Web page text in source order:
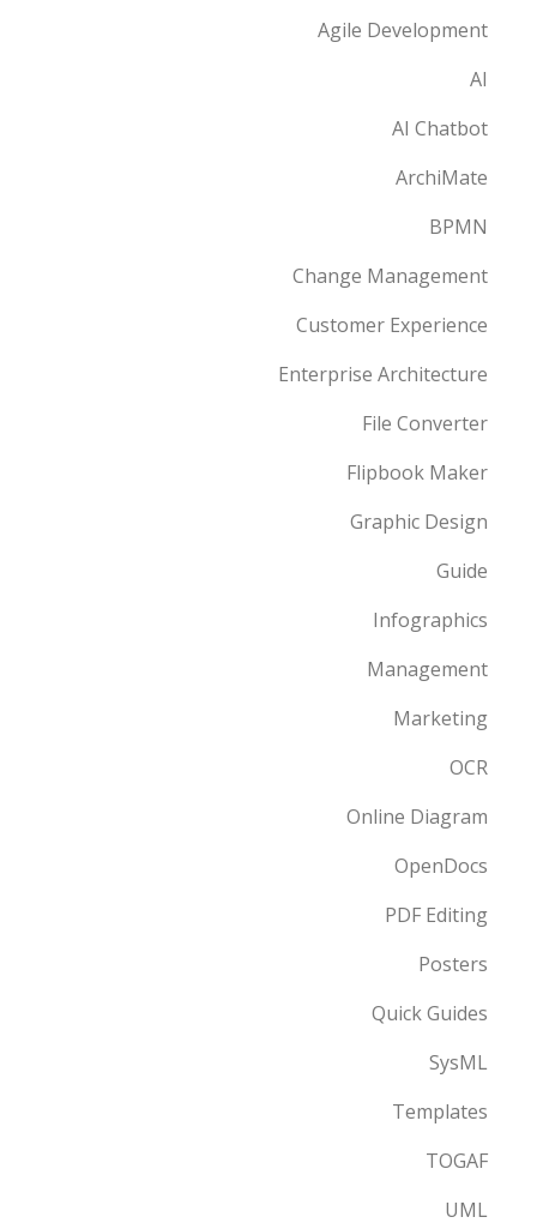
Agile Development
AI
AI Chatbot
ArchiMate
BPMN
Change Management
Customer Experience
Enterprise Architecture
File Converter
Flipbook Maker
Graphic Design
Guide
Infographics
Management
Marketing
OCR
Online Diagram
OpenDocs
PDF Editing
Posters
Quick Guides
SysML
Templates
TOGAF
UML